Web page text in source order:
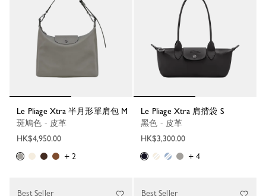
Le Pliage Xtra 半月形單肩包 M
斑鳩色 - 皮革
HK$4,950.00
+ 2
Le Pliage Xtra 肩揹袋 S
黑色 - 皮革
HK$3,300.00
+ 4
Best Seller Best Seller